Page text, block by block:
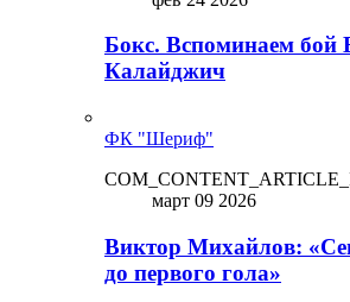
Бокс. Вспоминаем бой
Калайджич
ФК "Шериф"
март 09 2026
Виктор Михайлов:
до первого гола»